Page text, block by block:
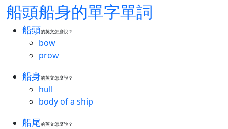
船頭船身的單字單詞
船頭的英文怎麼說？
bow
prow
船身的英文怎麼說？
hull
body of a ship
船尾的英文怎麼說？